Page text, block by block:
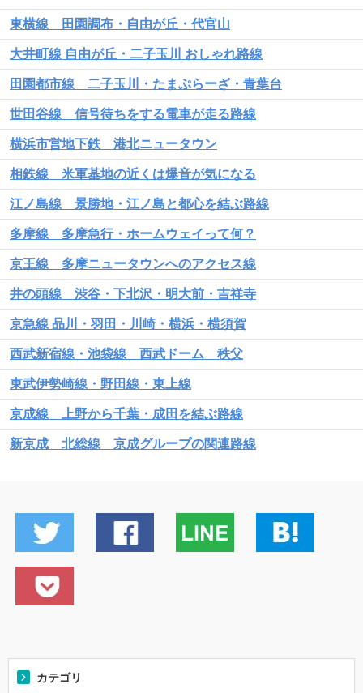
東横線 田園調布・自由が丘・代官山
大井町線 自由が丘・二子玉川 おしゃれ路線
田園都市線 二子玉川・たまぷらーざ・青葉台
世田谷線 信号待ちをする電車が走る路線
横浜市営地下鉄 港北ニュータウン
相鉄線 米軍基地の近くは爆音が気になる
江ノ島線 景勝地・江ノ島と都心を結ぶ路線
多摩線 多摩急行・ホームウェイって何？
京王線 多摩ニュータウンへのアクセス線
井の頭線 渋谷・下北沢・明大前・吉祥寺
京急線 品川・羽田・川崎・横浜・横須賀
西武新宿線・池袋線 西武ドーム 秩父
東武伊勢崎線・野田線・東上線
京成線 上野から千葉・成田を結ぶ路線
新京成 北総線 京成グループの関連路線
カテゴリ